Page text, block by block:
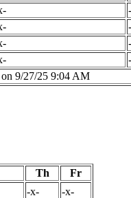
9/27/25 9:04 AM
Th
Fr
-x-
-x-